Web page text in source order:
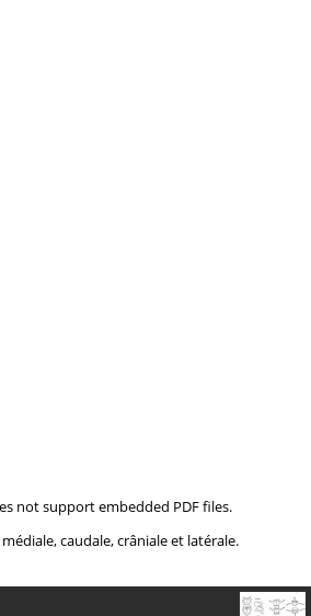
not support embedded PDF files.
caudale, crâniale et latérale.